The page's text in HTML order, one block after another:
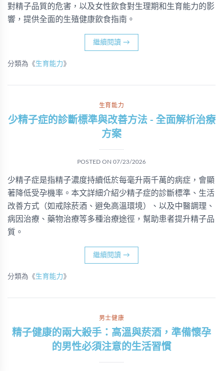
對精子品質的危害，以及女性飲食對生理期和生育能力的影
響，提供全面的生殖健康飲食指南。
繼續閱讀 →
分類為《生育能力》
生育能力
少精子症的診斷標準與改善方法 - 全面解析治療
方案
POSTED ON 07/23/2026
少精子症是指精子濃度持續低於每毫升兩千萬的病症，會顯
著降低受孕機率。本文詳細介紹少精子症的診斷標準、生活
改善方式（如戒除菸酒、避免高溫環境）、以及中醫調理、
病因治療、藥物治療等多種治療途徑，幫助患者提升精子品
質。
繼續閱讀 →
分類為《生育能力》
男士健康
精子健康的兩大殺手：高溫與菸酒，準備懷孕
的男性必須注意的生活習慣